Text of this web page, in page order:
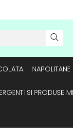
SI PRODUSE